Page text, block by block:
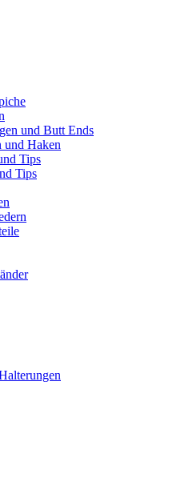
und Butt Ends
und Haken
Tips
Tips